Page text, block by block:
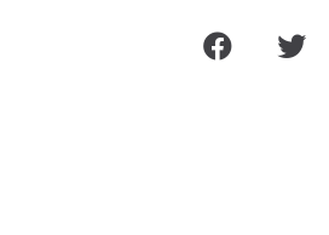
性的デザインに